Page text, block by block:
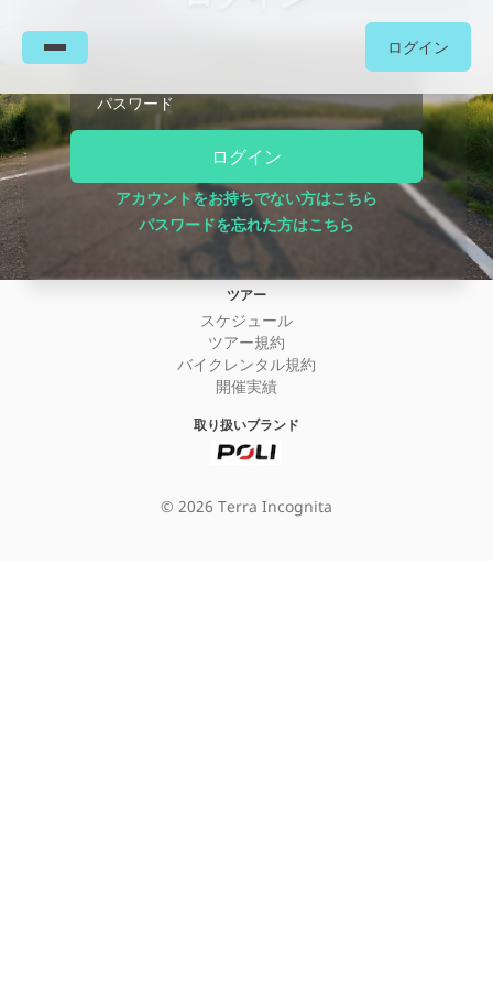
ログイン
パスワード
ログイン
アカウントをお持ちでない方はこちら
パスワードを忘れた方はこちら
会社について
事業構想
ニュース
お問い合わせ
特定商取引法に基づく表記
ツアー
スケジュール
ツアー規約
バイクレンタル規約
開催実績
取り扱いブランド
© 2026 Terra Incognita